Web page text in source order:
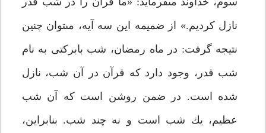
نازل كرديم.» از ضميمه اين سه آيه، مى‏توان چنين
نتيجه گرفت: در ماه رمضان، شب بابركتى به نام
شب قدر، وجود دارد كه قرآن در آن شب، نازل
شده است. در ضمن روشن است كه آن شب
عظيم، يك شب است و نه چند شب. بنابراين،